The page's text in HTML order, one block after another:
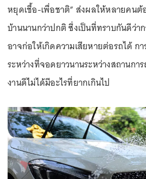
หยุดเชื้อ-เพื่อชาติ” ส่งผลให้หลายคนต้
บ้านนานกว่าปกติ ซึ่งเป็นที่ทราบกันดีว่า
อาจก่อให้เกิดความเสียหายต่อรถได้ ก
ระหว่างที่จอดยาวนานระหว่างสถานก
งานดีไม่ได้มีอะไรที่ยากเกินไป